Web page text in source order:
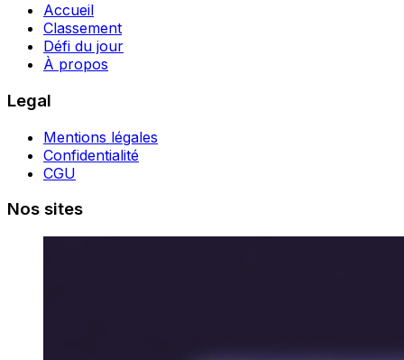
Accueil
Classement
Défi du jour
À propos
Legal
Mentions légales
Confidentialité
CGU
Nos sites